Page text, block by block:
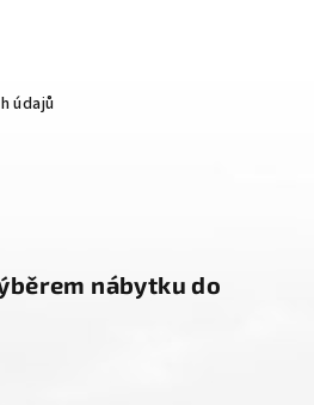
údajů
nábytku do